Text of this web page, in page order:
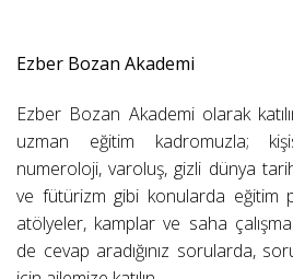
Ezber Bozan Akademi
Ezber Bozan Akademi olarak
uzman eğitim kadromuzla;
numeroloji, varoluş, gizli dünya
ve fütürizm gibi konularda eğitim
atölyeler, kamplar ve saha
de cevap aradığınız sorularda,